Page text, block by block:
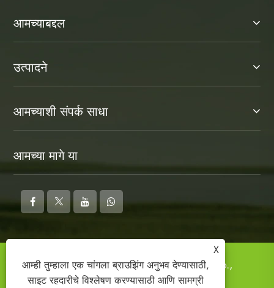
आमच्याबद्दल
उत्पादने
आमच्याशी संपर्क साधा
आमच्या मागे या
कॉपीराइट © 2025 Ningbo Kosun New Energy Co.,
Ltd. सर्व हक्क राखीव.
X
आम्ही तुम्हाला एक चांगला ब्राउझिंग अनुभव देण्यासाठी,
साइट रहदारीचे विश्लेषण करण्यासाठी आणि सामग्री